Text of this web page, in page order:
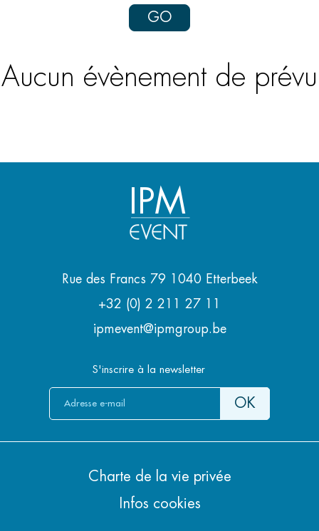
GO
Aucun évènement de prévu
IPM
Rue des Francs 79 1040 Etterbeek
+32 (0) 2 211 27 11
ipmevent@ipmgroup.be
S'inscrire à la newsletter
Charte de la vie privée
Infos cookies